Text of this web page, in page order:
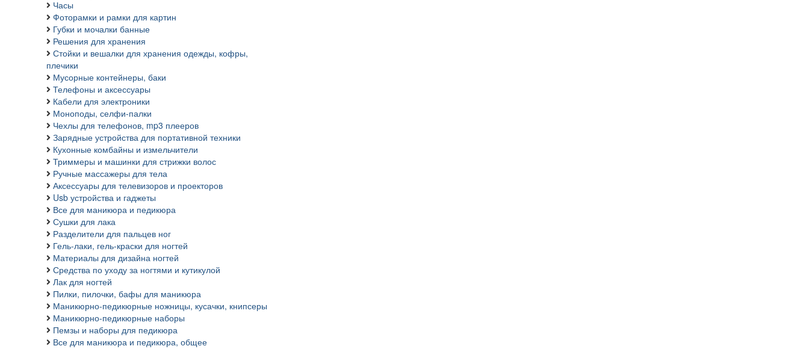
Часы
Фоторамки и рамки для картин
Губки и мочалки банные
Решения для хранения
Стойки и вешалки для хранения одежды, кофры,
плечики
Мусорные контейнеры, баки
Телефоны и аксессуары
Кабели для электроники
Моноподы, селфи-палки
Чехлы для телефонов, mp3 плееров
Зарядные устройства для портативной техники
Кухонные комбайны и измельчители
Триммеры и машинки для стрижки волос
Ручные массажеры для тела
Аксессуары для телевизоров и проекторов
Usb устройства и гаджеты
Все для маникюра и педикюра
Сушки для лака
Разделители для пальцев ног
Гель-лаки, гель-краски для ногтей
Материалы для дизайна ногтей
Средства по уходу за ногтями и кутикулой
Лак для ногтей
Пилки, пилочки, бафы для маникюра
Маникюрно-педикюрные ножницы, кусачки, книпсеры
Маникюрно-педикюрные наборы
Пемзы и наборы для педикюра
Все для маникюра и педикюра, общее